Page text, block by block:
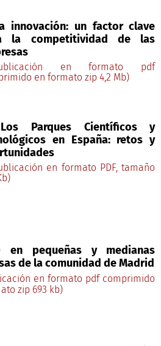
innovación: un factor clave
la competitividad de las
en formato pdf
en formato zip 4,2 Mb)
Parques Científicos y
en España: retos y
en formato PDF, tamaño
en pequeñas y medianas
de la comunidad de Madrid
en formato pdf comprimido
zip 693 kb)